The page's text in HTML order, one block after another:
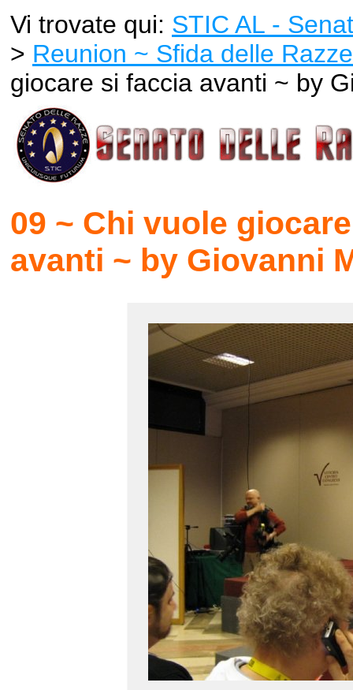
Vi trovate qui: STIC AL -
> Reunion ~ Sfida delle Razze
giocare si faccia avanti ~ by
09 ~ Chi vuole
avanti ~ by Giovanni